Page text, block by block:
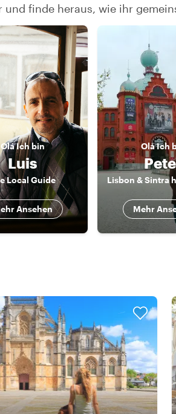
finde heraus, wie ihr
OláIch bin
Luis
Local Guide
Ansehen
OláIch
Mehr